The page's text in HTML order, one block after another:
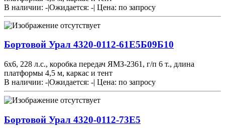
В наличии: -|Ожидается: -| Цена: по запросу
Бортовой Урал 4320-0112-61Е5Б09Б10
6х6, 228 л.с., коробка передач ЯМЗ-2361, г/п 6 т., длина
платформы 4,5 м, каркас и тент
В наличии: -|Ожидается: -| Цена: по запросу
Бортовой Урал 4320-0112-73Е5